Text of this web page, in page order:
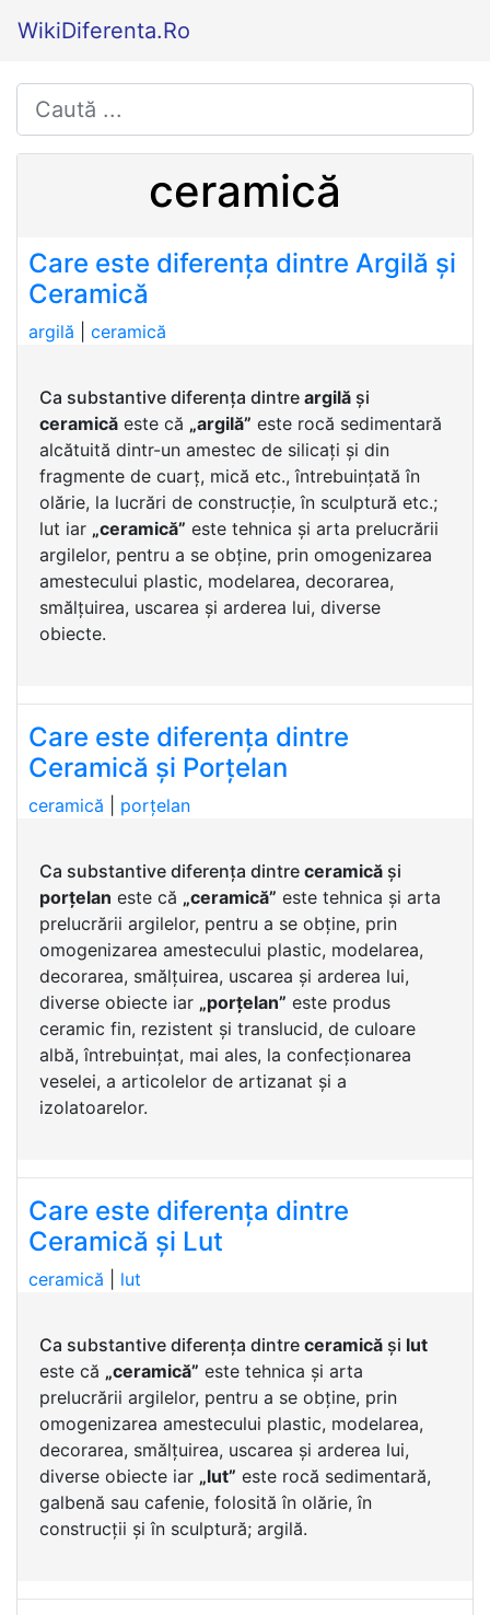
WikiDiferenta.Ro
ceramică
Care este diferența dintre Argilă și
Ceramică
argilă ceramică
Ca substantive diferența dintre argilă și
ceramică este că „argilă” este rocă sedimentară
alcătuită dintr-un amestec de silicați și din
fragmente de cuarț, mică etc., întrebuințată în
olărie, la lucrări de construcție, în sculptură etc.;
lut iar „ceramică” este tehnica și arta prelucrării
argilelor, pentru a se obține, prin omogenizarea
amestecului plastic, modelarea, decorarea,
smălțuirea, uscarea și arderea lui, diverse
obiecte.
Care este diferența dintre
Ceramică și Porțelan
ceramică porțelan
Ca substantive diferența dintre ceramică și
porțelan este că „ceramică” este tehnica și arta
prelucrării argilelor, pentru a se obține, prin
omogenizarea amestecului plastic, modelarea,
decorarea, smălțuirea, uscarea și arderea lui,
diverse obiecte iar „porțelan” este produs
ceramic fin, rezistent și translucid, de culoare
albă, întrebuințat, mai ales, la confecționarea
veselei, a articolelor de artizanat și a
izolatoarelor.
Care este diferența dintre
Ceramică și Lut
ceramică lut
Ca substantive diferența dintre ceramică și lut
este că „ceramică” este tehnica și arta
prelucrării argilelor, pentru a se obține, prin
omogenizarea amestecului plastic, modelarea,
decorarea, smălțuirea, uscarea și arderea lui,
diverse obiecte iar „lut” este rocă sedimentară,
galbenă sau cafenie, folosită în olărie, în
construcții și în sculptură; argilă.